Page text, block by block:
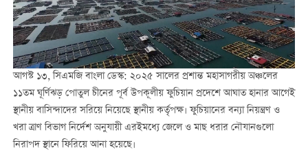
আগস্ট ১৩, সিএমজি বাংলা ডেস্ক: ২০২৫ সালের প্রশান্ত মহাসাগরীয় অঞ্চলের
১১তম ঘূর্ণিঝড় পোতুল চীনের পূর্ব উপকূলীয় ফুচিয়ান প্রদেশে আঘাত হানার আগেই
স্থানীয় বাসিন্দাদের সরিয়ে নিয়েছে স্থানীয় কর্তৃপক্ষ। ফুচিয়ানের বন্যা নিয়ন্ত্রণ ও
খরা ত্রাণ বিভাগ নির্দেশ অনুযায়ী এরইমধ্যে জেলে ও মাছ ধরার নৌযানগুলো
নিরাপদ স্থানে ফিরিয়ে আনা হয়েছে।